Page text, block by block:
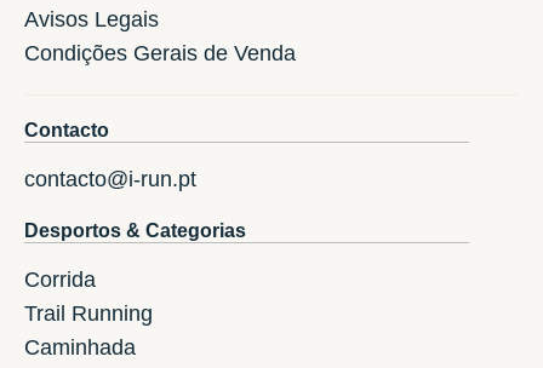
Avisos Legais
Condições Gerais de Venda
Contacto
contacto@i-run.pt
Desportos & Categorias
Corrida
Trail Running
Caminhada